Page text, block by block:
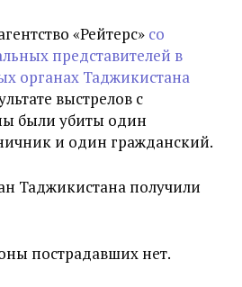
«Рейтерс» со
представителей в
органах Таджикистана
выстрелов с
были убиты один
и один гражданский.
Таджикистана получили
пострадавших нет.